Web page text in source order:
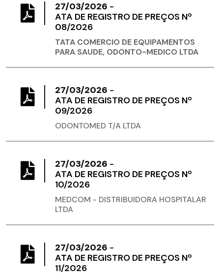
27/03/2026 -
ATA DE REGISTRO DE PREÇOS Nº
08/2026
TATA COMERCIO DE EQUIPAMENTOS
PARA SAUDE, ODONTO-MEDICO LTDA
27/03/2026 -
ATA DE REGISTRO DE PREÇOS Nº
09/2026
ODONTOMED T/A LTDA
27/03/2026 -
ATA DE REGISTRO DE PREÇOS Nº
10/2026
MEDCOM - DISTRIBUIDORA HOSPITALAR
LTDA
27/03/2026 -
ATA DE REGISTRO DE PREÇOS Nº
11/2026